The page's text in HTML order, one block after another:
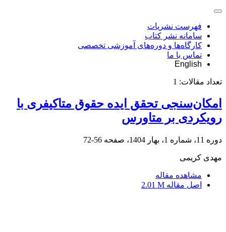
فهرست نشریات
سامانه نشر کتاب
کارگاه‌ها و دوره‌های آموزشی تخصصی
تماس با ما
English
تعداد مقالات: 1
امکان‌سنجی تحقق ایده حقوق متاکیفری با
رویکردی بر متاورس
دوره 11، شماره 1، بهار 1404، صفحه 56-72
مهدی کریمی
مشاهده مقاله
اصل مقاله 2.01 M